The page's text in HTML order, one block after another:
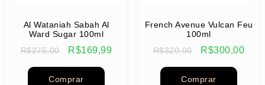
Al Wataniah Sabah Al
Ward Sugar 100ml
R$275,00 R$169,99
Comprar
French Avenue Vulcan Feu
100ml
R$320,00 R$300,00
Comprar